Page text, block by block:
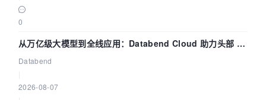
0
从万亿级大模型到全线应用：Databend Cloud 助力头部 AI
企业构建全链路 Trace 数据管道
Databend
2026-08-07